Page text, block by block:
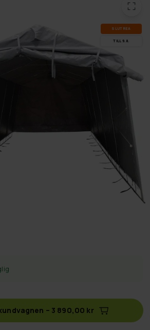
SLUT­REA
TILL 9.8.
– 3 890,00 kr